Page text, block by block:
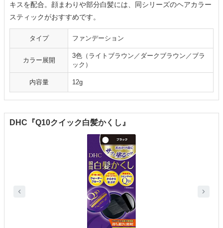
キスを配合。顔まわりや部分白髪には、同シリーズのヘアカラー
スティックがおすすめです。
タイプ ファンデーション
カラー展開
3色（ライトブラウン／ダークブラウン／ブラ
ック）
内容量 12g
DHC『Q10クイック白髪かくし』